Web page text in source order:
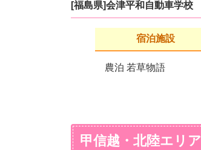
[福島県]会津平和自動車学校
宿泊施設
農泊 若草物語
甲信越・北陸エリア